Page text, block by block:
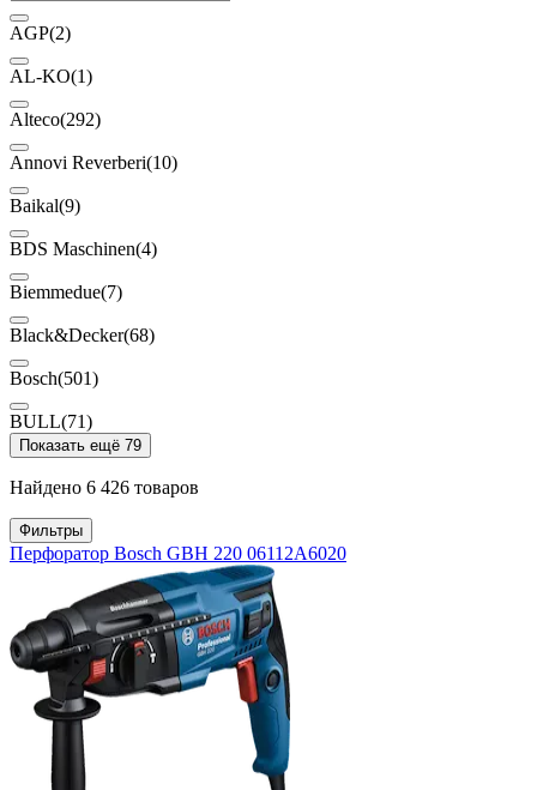
AGP(2)
AL-KO(1)
Alteco(292)
Annovi Reverberi(10)
Baikal(9)
BDS Maschinen(4)
Biemmedue(7)
Black&Decker(68)
Bosch(501)
BULL(71)
Показать ещё 79
Найдено 6 426 товаров
Фильтры
Перфоратор Bosch GBH 220 06112A6020